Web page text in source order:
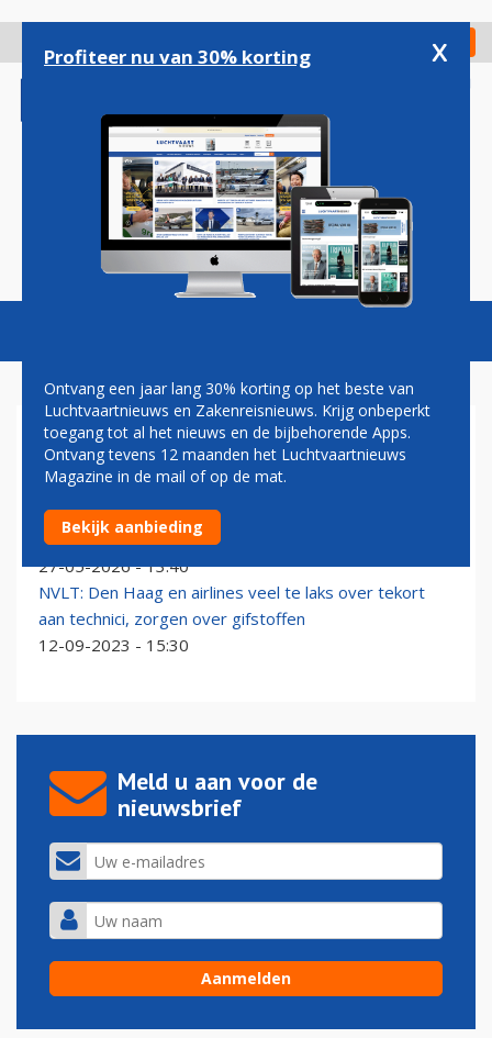
gaan
Check in
Magazine Podcasts Vacatures
VLIEGTUIGTECHNICI
Zorgen over toename zelfstandige vliegtuigtechnici in
Nederland
27-05-2026 - 13:40
NVLT: Den Haag en airlines veel te laks over tekort
aan technici, zorgen over gifstoffen
12-09-2023 - 15:30
Meld u aan voor de
nieuwsbrief
Profiteer nu van 30% korting x
Ontvang een jaar lang 30% korting op het beste van
Luchtvaartnieuws en Zakenreisnieuws. Krijg onbeperkt
toegang tot al het nieuws en de bijbehorende Apps.
Ontvang tevens 12 maanden het Luchtvaartnieuws
Magazine in de mail of op de mat.
Bekijk aanbieding